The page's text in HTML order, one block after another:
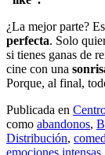
¿La mejor parte?
perfecta. Solo
si tienes ganas de
cine con una
Porque, al final,
Publicada en
como abandonos,
Distribución,
emociones intensas